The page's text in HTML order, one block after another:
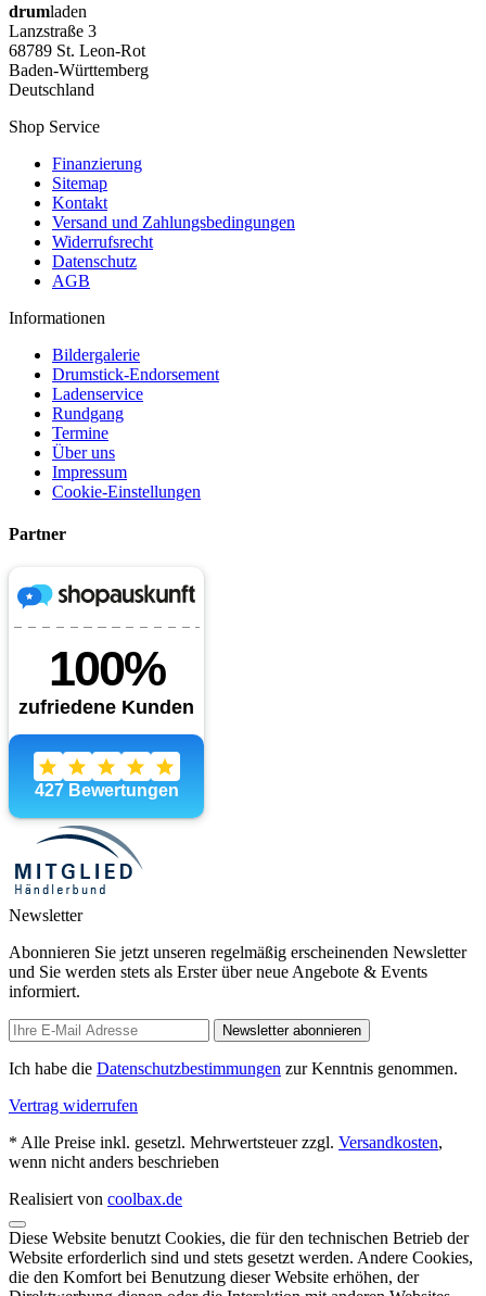
drumladen
Lanzstraße 3
68789 St. Leon-Rot
Baden-Württemberg
Deutschland
Shop Service
Finanzierung
Sitemap
Kontakt
Versand und Zahlungsbedingungen
Widerrufsrecht
Datenschutz
AGB
Informationen
Bildergalerie
Drumstick-Endorsement
Ladenservice
Rundgang
Termine
Über uns
Impressum
Cookie-Einstellungen
Partner
Newsletter
Abonnieren Sie jetzt unseren regelmäßig erscheinenden Newsletter
und Sie werden stets als Erster über neue Angebote & Events
informiert.
Newsletter abonnieren
Ich habe die Datenschutzbestimmungen zur Kenntnis genommen.
Vertrag widerrufen
* Alle Preise inkl. gesetzl. Mehrwertsteuer zzgl. Versandkosten,
wenn nicht anders beschrieben
Realisiert von coolbax.de
Diese Website benutzt Cookies, die für den technischen Betrieb der
Website erforderlich sind und stets gesetzt werden. Andere Cookies,
die den Komfort bei Benutzung dieser Website erhöhen, der